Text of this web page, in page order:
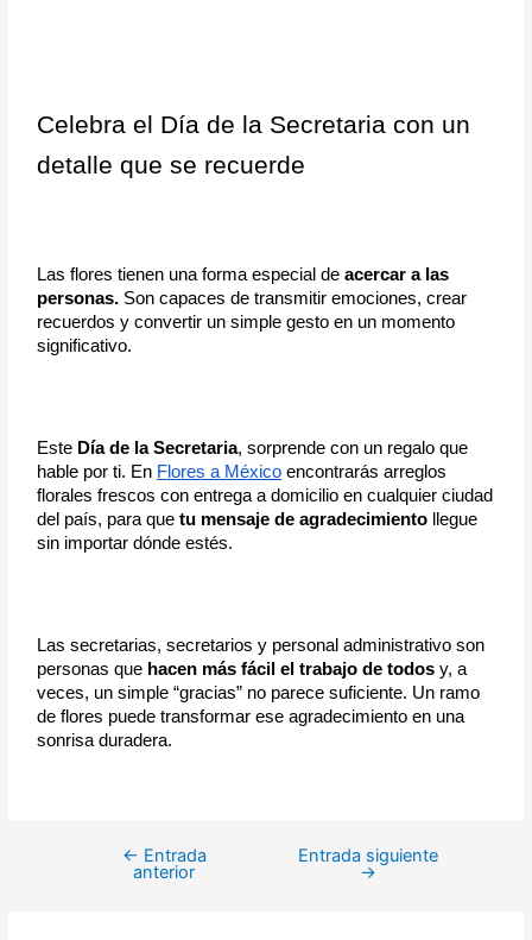
Celebra el Día de la Secretaria con un
detalle que se recuerde
Las flores tienen una forma especial de acercar a las
personas. Son capaces de transmitir emociones, crear
recuerdos y convertir un simple gesto en un momento
significativo.
Este Día de la Secretaria, sorprende con un regalo que
hable por ti. En Flores a México encontrarás arreglos
florales frescos con entrega a domicilio en cualquier ciudad
del país, para que tu mensaje de agradecimiento llegue
sin importar dónde estés.
Las secretarias, secretarios y personal administrativo son
personas que hacen más fácil el trabajo de todos y, a
veces, un simple “gracias” no parece suficiente. Un ramo
de flores puede transformar ese agradecimiento en una
sonrisa duradera.
← Entrada
anterior
Entrada siguiente
→